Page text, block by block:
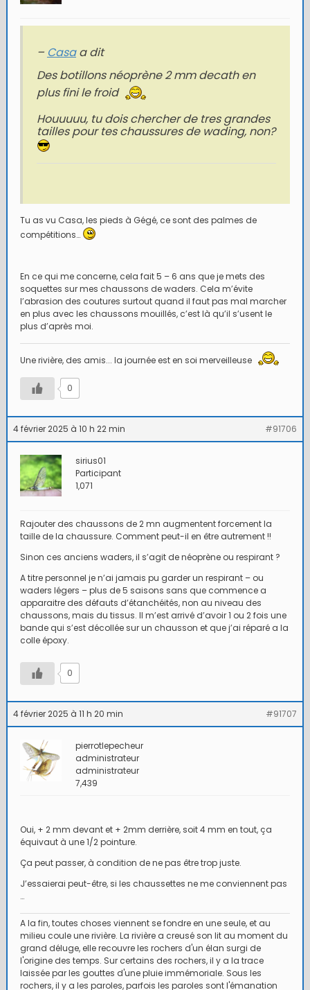
– Casaa dit
Des botillons néoprène 2 mm decath en
plus fini le froid
Houuuuu, tu dois chercher de tres grandes
tailles pour tes chaussures de wading, non?
Tu as vu Casa, les pieds à Gégé, ce sont des palmes de
compétitions…
En ce qui me concerne, cela fait 5 – 6 ans que je mets des
soquettes sur mes chaussons de waders. Cela m’évite
l’abrasion des coutures surtout quand il faut pas mal marcher
en plus avec les chaussons mouillés, c’est là qu’il s’usent le
plus d’après moi.
Une rivière, des amis... la journée est en soi merveilleuse
0
4 février 2025 à 10 h 22 min #91706
sirius01
Participant
1,071
Rajouter des chaussons de 2 mn augmentent forcement la
taille de la chaussure. Comment peut-il en être autrement !!
Sinon ces anciens waders, il s’agit de néoprène ou respirant ?
A titre personnel je n’ai jamais pu garder un respirant – ou
waders légers – plus de 5 saisons sans que commence a
apparaitre des défauts d’étanchéités, non au niveau des
chaussons, mais du tissus. Il m’est arrivé d’avoir 1 ou 2 fois une
bande qui s’est décollée sur un chausson et que j’ai réparé a la
colle époxy.
0
4 février 2025 à 11 h 20 min #91707
pierrotlepecheur
administrateur
administrateur
7,439
Oui, + 2 mm devant et + 2mm derrière, soit 4 mm en tout, ça
équivaut à une 1/2 pointure.
Ça peut passer, à condition de ne pas être trop juste.
J’essaierai peut-être, si les chaussettes ne me conviennent pas
…
A la fin, toutes choses viennent se fondre en une seule, et au
milieu coule une rivière. La rivière a creusé son lit au moment du
grand déluge, elle recouvre les rochers d'un élan surgi de
l'origine des temps. Sur certains des rochers, il y a la trace
laissée par les gouttes d'une pluie immémoriale. Sous les
rochers, il y a les paroles, parfois les paroles sont l'émanation